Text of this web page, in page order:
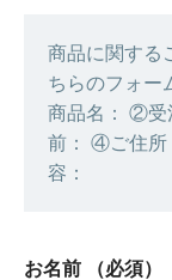
商品に関する
ちらのフォー
商品名： ②受
前： ④ご住所
容：
お名前 （必須）